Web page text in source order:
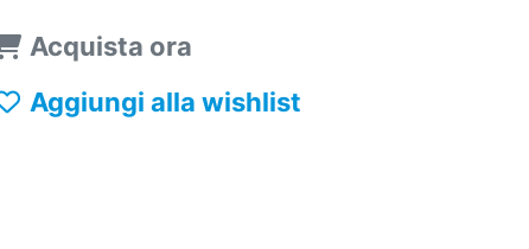
Acquista ora
Aggiungi alla wishlist